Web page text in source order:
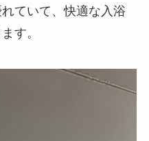
ていて、快適な入浴
す。